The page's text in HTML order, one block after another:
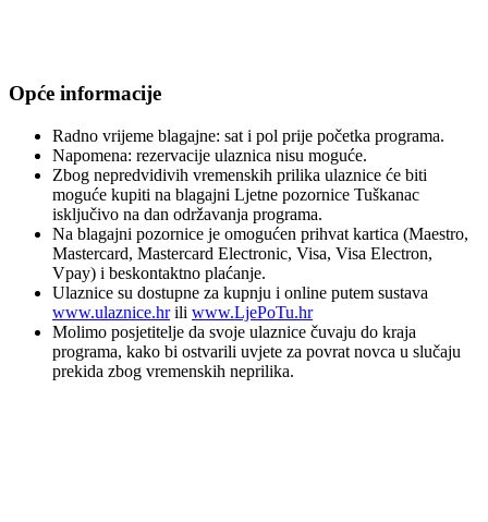
Opće informacije
Radno vrijeme blagajne: sat i pol prije početka programa.
Napomena: rezervacije ulaznica nisu moguće.
Zbog nepredvidivih vremenskih prilika ulaznice će biti
moguće kupiti na blagajni Ljetne pozornice Tuškanac
isključivo na dan održavanja programa.
Na blagajni pozornice je omogućen prihvat kartica (Maestro,
Mastercard, Mastercard Electronic, Visa, Visa Electron,
Vpay) i beskontaktno plaćanje.
Ulaznice su dostupne za kupnju i online putem sustava
www.ulaznice.hrili www.LjePoTu.hr
Molimo posjetitelje da svoje ulaznice čuvaju do kraja
programa, kako bi ostvarili uvjete za povrat novca u slučaju
prekida zbog vremenskih neprilika.